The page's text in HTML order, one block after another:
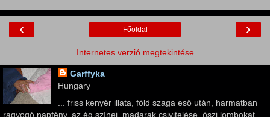
‹ ›
Főoldal
Internetes verzió megtekintése
Garffyka
Hungary
... friss kenyér illata, föld szaga eső után, harmatban
ragyogó napfény, az ég színei, madarak csivitelése, őszi lombokat